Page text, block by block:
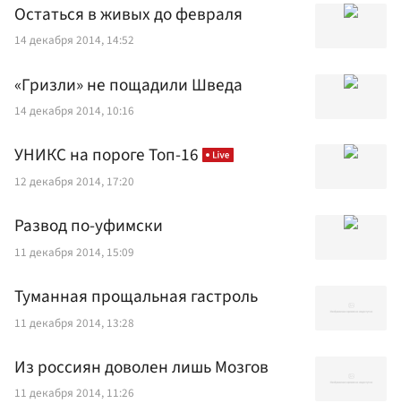
Остаться в живых до февраля
14 декабря 2014, 14:52
«Гризли» не пощадили Шведа
14 декабря 2014, 10:16
УНИКС на пороге Топ-16
12 декабря 2014, 17:20
Развод по-уфимски
11 декабря 2014, 15:09
Туманная прощальная гастроль
11 декабря 2014, 13:28
Из россиян доволен лишь Мозгов
11 декабря 2014, 11:26